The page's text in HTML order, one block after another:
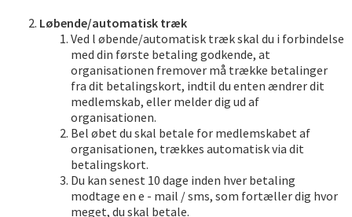
Løbende/automatisk træk
Ved l øbende/automatisk træk skal du i forbindelse
med din første betaling godkende, at
organisationen fremover må trække betalinger
fra dit betalingskort, indtil du enten ændrer dit
medlemskab, eller melder dig ud af
organisationen.
Bel øbet du skal betale for medlemskabet af
organisationen, trækkes automatisk via dit
betalingskort.
Du kan senest 10 dage inden hver betaling
modtage en e - mail / sms, som fortæller dig hvor
meget, du skal betale.